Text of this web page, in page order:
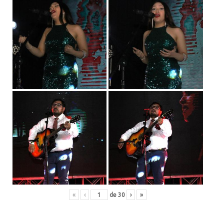
« ‹ de 30 › »